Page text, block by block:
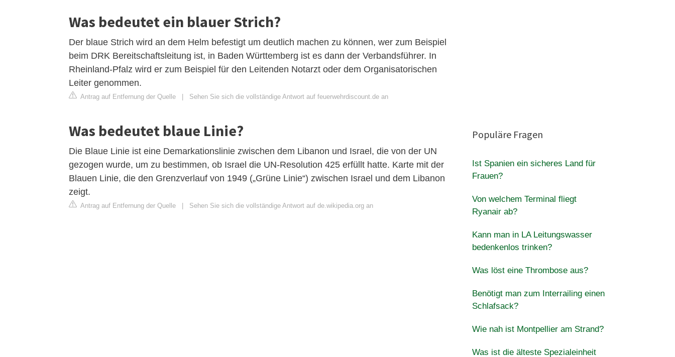
Was bedeutet ein blauer Strich?
Der blaue Strich wird an dem Helm befestigt um deutlich machen zu können, wer zum Beispiel
beim DRK Bereitschaftsleitung ist, in Baden Württemberg ist es dann der Verbandsführer. In
Rheinland-Pfalz wird er zum Beispiel für den Leitenden Notarzt oder dem Organisatorischen
Leiter genommen.
Antrag auf Entfernung der Quelle Sehen Sie sich die vollständige Antwort auf feuerwehrdiscount.de an
Was bedeutet blaue Linie?
Die Blaue Linie ist eine Demarkationslinie zwischen dem Libanon und Israel, die von der UN
gezogen wurde, um zu bestimmen, ob Israel die UN-Resolution 425 erfüllt hatte. Karte mit der
Blauen Linie, die den Grenzverlauf von 1949 („Grüne Linie“) zwischen Israel und dem Libanon
zeigt.
Antrag auf Entfernung der Quelle Sehen Sie sich die vollständige Antwort auf de.wikipedia.org an
Populäre Fragen
Ist Spanien ein sicheres Land für
Frauen?
Von welchem ​​Terminal fliegt
Ryanair ab?
Kann man in LA Leitungswasser
bedenkenlos trinken?
Was löst eine Thrombose aus?
Benötigt man zum Interrailing einen
Schlafsack?
Wie nah ist Montpellier am Strand?
Was ist die älteste Spezialeinheit